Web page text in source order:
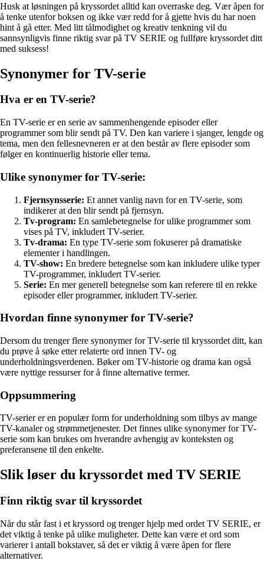
Husk at løsningen på kryssordet alltid kan overraske deg. Vær åpen for
å tenke utenfor boksen og ikke vær redd for å gjette hvis du har noen
hint å gå etter. Med litt tålmodighet og kreativ tenkning vil du
sannsynligvis finne riktig svar på TV SERIE og fullføre kryssordet ditt
med suksess!
Synonymer for TV-serie
Hva er en TV-serie?
En TV-serie er en serie av sammenhengende episoder eller
programmer som blir sendt på TV. Den kan variere i sjanger, lengde og
tema, men den fellesnevneren er at den består av flere episoder som
følger en kontinuerlig historie eller tema.
Ulike synonymer for TV-serie:
Fjernsynsserie: Et annet vanlig navn for en TV-serie, som
indikerer at den blir sendt på fjernsyn.
Tv-program: En samlebetegnelse for ulike programmer som
vises på TV, inkludert TV-serier.
Tv-drama: En type TV-serie som fokuserer på dramatiske
elementer i handlingen.
TV-show: En bredere betegnelse som kan inkludere ulike typer
TV-programmer, inkludert TV-serier.
Serie: En mer generell betegnelse som kan referere til en rekke
episoder eller programmer, inkludert TV-serier.
Hvordan finne synonymer for TV-serie?
Dersom du trenger flere synonymer for TV-serie til kryssordet ditt, kan
du prøve å søke etter relaterte ord innen TV- og
underholdningsverdenen. Bøker om TV-historie og drama kan også
være nyttige ressurser for å finne alternative termer.
Oppsummering
TV-serier er en populær form for underholdning som tilbys av mange
TV-kanaler og strømmetjenester. Det finnes ulike synonymer for TV-
serie som kan brukes om hverandre avhengig av konteksten og
preferansene til den enkelte.
Slik løser du kryssordet med TV SERIE
Finn riktig svar til kryssordet
Når du står fast i et kryssord og trenger hjelp med ordet TV SERIE, er
det viktig å tenke på ulike muligheter. Dette kan være et ord som
varierer i antall bokstaver, så det er viktig å være åpen for flere
alternativer.